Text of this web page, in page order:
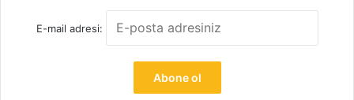
E-mail adresi: